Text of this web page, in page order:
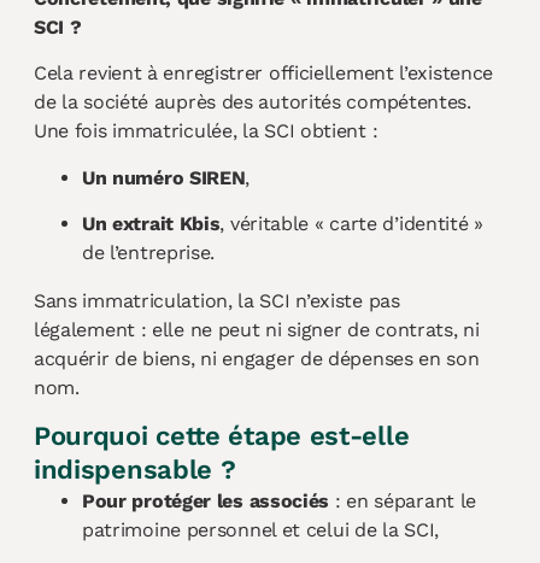
SCI ?
Cela revient à enregistrer officiellement l’existence
de la société auprès des autorités compétentes.
Une fois immatriculée, la SCI obtient :
Un numéro SIREN,
Un extrait Kbis, véritable « carte d’identité »
de l’entreprise.
Sans immatriculation, la SCI n’existe pas
légalement : elle ne peut ni signer de contrats, ni
acquérir de biens, ni engager de dépenses en son
nom.
Pourquoi cette étape est-elle
indispensable ?
Pour protéger les associés : en séparant le
patrimoine personnel et celui de la SCI,